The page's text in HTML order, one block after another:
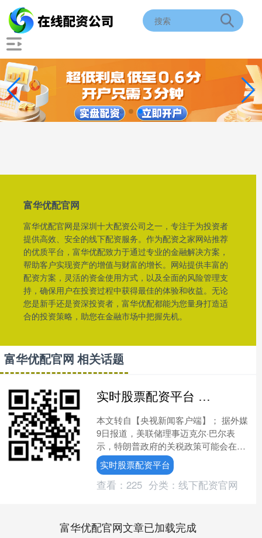
富华优配官网
富华优配官网是深圳十大配资公司之一，专注于为投资者
提供高效、安全的线下配资服务。作为配资之家网站推荐
的优质平台，富华优配致力于通过专业的金融解决方案，
帮助客户实现资产的增值与财富的增长。网站提供丰富的
配资方案，灵活的资金使用方式，以及全面的风险管理支
持，确保用户在投资过程中获得最佳的体验和收益。无论
您是新手还是资深投资者，富华优配都能为您量身打造适
合的投资策略，助您在金融市场中把握先机。
富华优配官网 相关话题
实时股票配资平台 失业率上升 经济增长放缓 美联储理事再就关税政策发出警告
本文转自【央视新闻客户端】； 据外媒
9日报道，美联储理事迈克尔·巴尔表
示，特朗普政府的关税政策可能会在今
年导致美国经济增长放缓和通胀上升。
据路透社9日报道，美....
实时股票配资平台
查看： 225 分类： 线下配资官网
富华优配官网文章已加载完成